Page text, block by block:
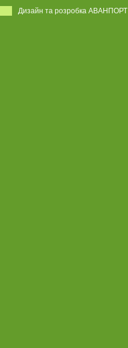
Дизайн та розробка АВАНПОРТ